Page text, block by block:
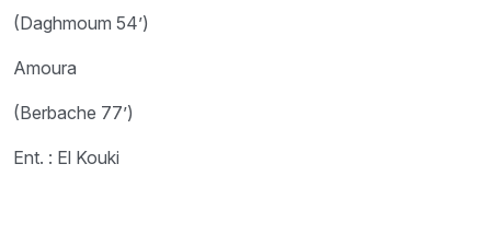
(Daghmoum 54’)
Amoura
(Berbache 77’)
Ent. : El Kouki